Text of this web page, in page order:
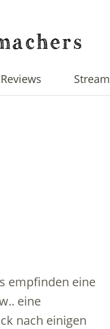
Reviews Stream
empfinden eine
eine
nach einigen